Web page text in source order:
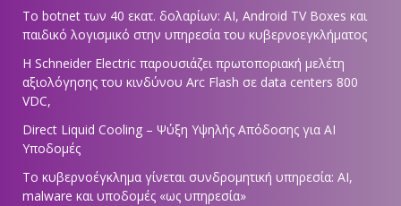
Το botnet των 40 εκατ. δολαρίων: AI, Android TV Boxes και
παιδικό λογισμικό στην υπηρεσία του κυβερνοεγκλήματος
Η Schneider Electric παρουσιάζει πρωτοποριακή μελέτη
αξιολόγησης του κινδύνου Arc Flash σε data centers 800
VDC,
Direct Liquid Cooling – Ψύξη Υψηλής Απόδοσης για AI
Υποδομές
Το κυβερνοέγκλημα γίνεται συνδρομητική υπηρεσία: AI,
malware και υποδομές «ως υπηρεσία»